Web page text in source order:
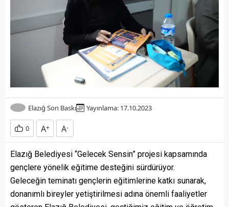
Elazığ Son Baskı Yayınlama: 17.10.2023
0 A+ A-
Elazığ Belediyesi “Gelecek Sensin” projesi kapsamında
gençlere yönelik eğitime desteğini sürdürüyor.
Geleceğin teminatı gençlerin eğitimlerine katkı sunarak,
donanımlı bireyler yetiştirilmesi adına önemli faaliyetler